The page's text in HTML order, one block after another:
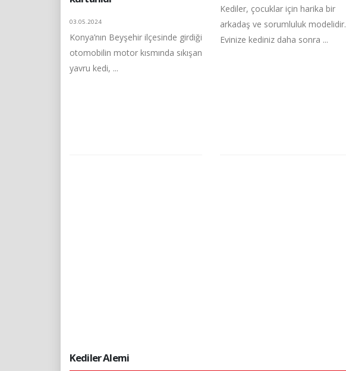
03.05.2024
Konya’nın Beyşehir ilçesinde girdiği
otomobilin motor kısmında sıkışan
yavru kedi, ...
Kediler, çocuklar için harika bir
arkadaş ve sorumluluk modelidir.
Evinize kediniz daha sonra ...
Kediler Alemi